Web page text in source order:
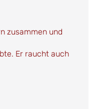
zusammen und
Er raucht auch